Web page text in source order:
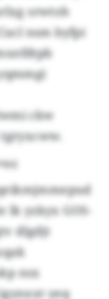
srwtoh
nsm byfpi
ckw
yzkyx GOS-
dlgdjt
nsx
yeq